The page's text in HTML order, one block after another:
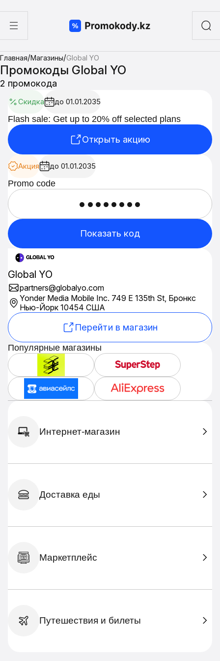
суши
Главная/Магазины/Global YO
Промокоды Global YO
2 промокода
Скидка до 01.01.2035
Flash sale: Get up to 20% off selected plans
Открыть акцию
Акция до 01.01.2035
Promo code
••••••••
Показать код
Global YO
partners@globalyo.com
Yonder Media Mobile Inc. 749 E 135th St, Бронкс
Нью-Йорк 10454 США
Перейти в магазин
Популярные магазины
Интернет-магазин
Доставка еды
Маркетплейс
Путешествия и билеты